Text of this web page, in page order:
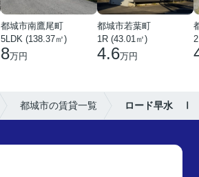
都城市南鷹尾町
5LDK (138.37㎡)
8万円
都城市若葉町
1R (43.01㎡)
4.6万円
都城市の賃貸一覧 ロード早水 Ⅰ